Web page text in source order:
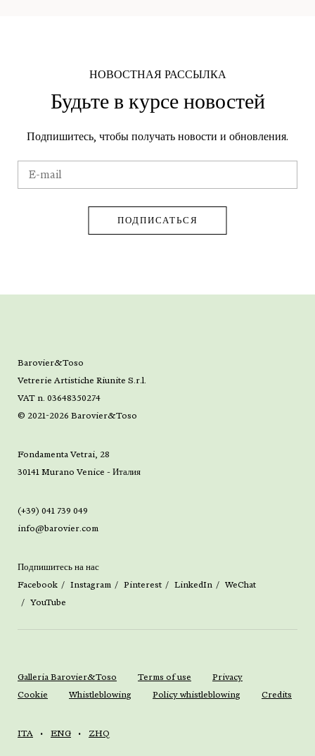
НОВОСТНАЯ РАССЫЛКА
Будьте в курсе новостей
Подпишитесь, чтобы получать новости и обновления.
Barovier&Toso
Vetrerie Artistiche Riunite S.r.l.
VAT n. 03648350274
© 2021-2026 Barovier&Toso
Fondamenta Vetrai, 28
30141 Murano Venice - Италия
(+39) 041 739 049
info@barovier.com
Подпишитесь на нас
Facebook
Instagram Pinterest LinkedIn
WeChat
YouTube
Galleria Barovier&Toso Terms of use
Privacy
Cookie
Whistleblowing Policy whistleblowing Credits
ITA ENG ZHQ